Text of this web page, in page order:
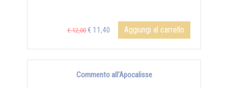
€ 12,00 € 11,40 Aggiungi al carrello
Commento all’Apocalisse